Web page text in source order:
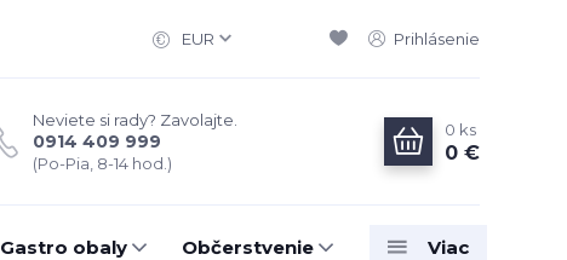
EUR Prihlásenie
Neviete si rady? Zavolajte.
0914 409 999
(Po-Pia, 8-14 hod.)
0 ks
0 €
Gastro obaly Občerstvenie Viac